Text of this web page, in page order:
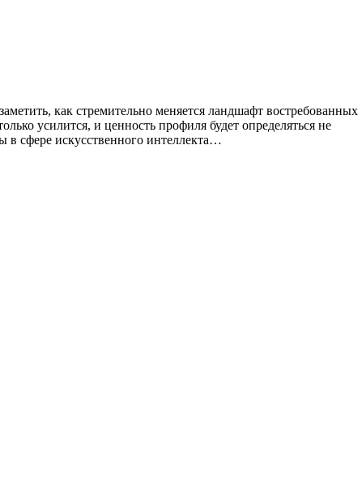
как стремительно меняется ландшафт востребованных
усилится, и ценность профиля будет определяться не
в сфере искусственного интеллекта…